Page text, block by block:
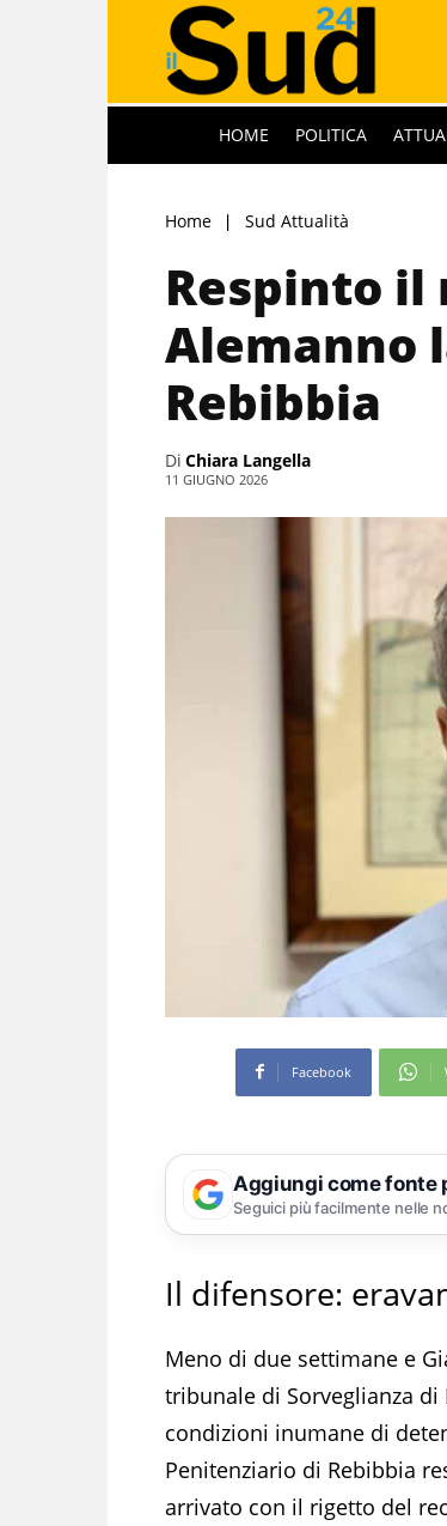
HOME POLITICA
Home Sud Attualità
Respinto il
Alemanno
Rebibbia
Di Chiara Langella
11 GIUGNO 2026
Facebook
Aggiungi come fonte
Seguici più facilmente nelle
Il difensore:
Meno di due settimane e
tribunale di Sorveglianza
condizioni inumane di
Penitenziario di Rebibbia
arrivato con il rigetto del